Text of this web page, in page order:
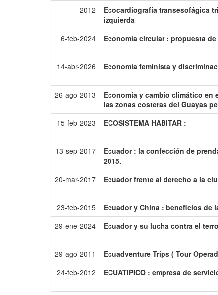
2012
Ecocardiografía transesofágica
izquierda
6-feb-2024 Economía circular : propuesta
14-abr-2026
Economía feminista y
26-ago-2013
Economía y cambio climático en
las zonas costeras del Guayas
15-feb-2023
ECOSISTEMA HABITAR :
13-sep-2017
Ecuador : la confección de
2015.
20-mar-2017
Ecuador frente al derecho a la
23-feb-2015
Ecuador y China : beneficios de
29-ene-2024
Ecuador y su lucha contra el
29-ago-2011
Ecuadventure Trips ( Tour
24-feb-2012
ECUATIPICO : empresa de